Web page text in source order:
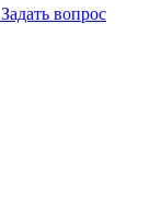
Задать вопрос